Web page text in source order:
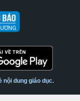
nội dung giáo dục.